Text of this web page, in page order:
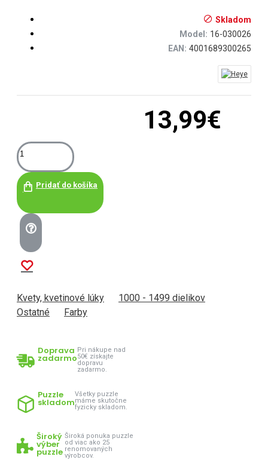
13,99€
Skladom
Model: 16-030026
EAN: 4001689300265
Pridať do košíka
Kvety, kvetinové lúky
1000 - 1499 dielikov
Ostatné
Farby
Doprava
zadarmo
Pri nákupe nad
50€ získajte
dopravu
zadarmo.
Puzzle
skladom
Všetky puzzle
máme skutočne
fyzicky skladom.
Široký
výber
puzzle
Široká ponuka puzzle
od viac ako 25
renomovaných
výrobcov.